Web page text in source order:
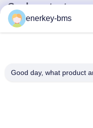
Snel contact
Gebied A, negende
Carbon Industrial
enerkey-bms
Good day, what product